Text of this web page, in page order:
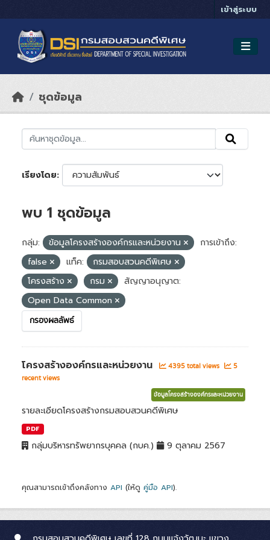
เข้าสู่ระบบ
ชุดข้อมูล
เรียงโดย
พบ 1 ชุดข้อมูล
กลุ่ม: ข้อมูลโครงสร้างองค์กรและหน่วยงาน
การเข้าถึง:
false
แท็ค:
กรมสอบสวนคดีพิเศษ
โครงสร้าง
กรม
สัญญาอนุญาต:
Open Data Common
กรองผลลัพธ์
โครงสร้างองค์กรและหน่วยงาน 4395 total views
5
recent views
ข้อมูลโครงสร้างองค์กรและหน่วยงาน
รายละเอียดโครงสร้างกรมสอบสวนคดีพิเศษ
PDF
กลุ่มบริหารทรัพยากรบุคคล (กบค.) 9 ตุลาคม 2567
คุณสามารถเข้าถึงคลังทาง API (ให้ดู คู่มือ API).